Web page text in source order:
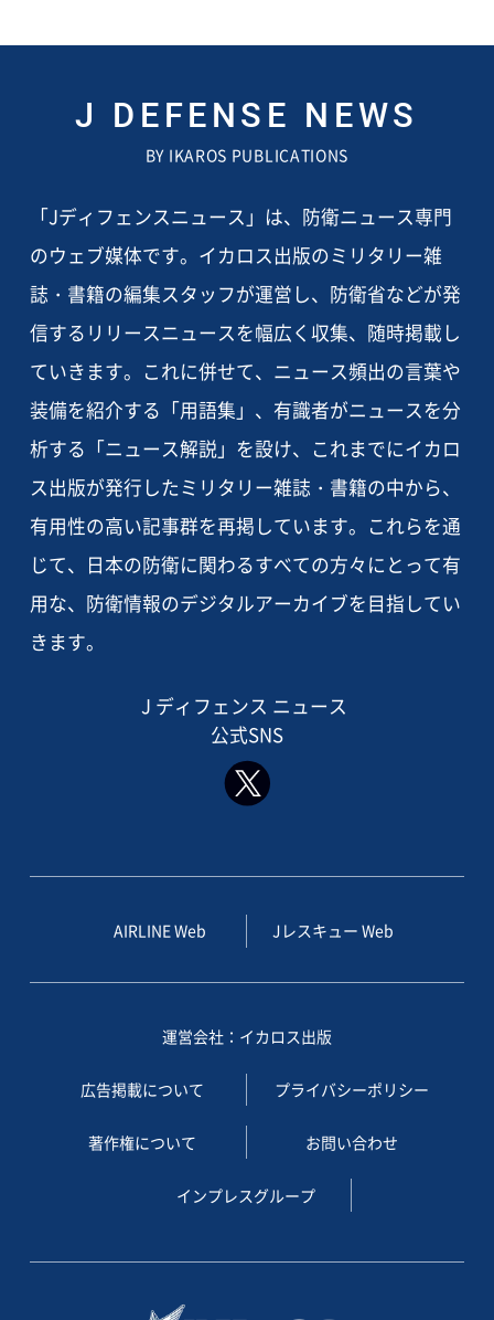
J DEFENSE NEWS
BY IKAROS PUBLICATIONS
「Jディフェンスニュース」は、防衛ニュース専門
のウェブ媒体です。イカロス出版のミリタリー雑
誌・書籍の編集スタッフが運営し、防衛省などが発
信するリリースニュースを幅広く収集、随時掲載し
ていきます。これに併せて、ニュース頻出の言葉や
装備を紹介する「用語集」、有識者がニュースを分
析する「ニュース解説」を設け、これまでにイカロ
ス出版が発行したミリタリー雑誌・書籍の中から、
有用性の高い記事群を再掲しています。これらを通
じて、日本の防衛に関わるすべての方々にとって有
用な、防衛情報のデジタルアーカイブを目指してい
きます。
J ディフェンス ニュース
公式SNS
AIRLINE Web Jレスキュー Web
運営会社：イカロス出版
広告掲載について プライバシーポリシー
著作権について お問い合わせ
インプレスグループ